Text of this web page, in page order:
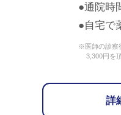
通院時
自宅で
※医師の診察
3,300円を
詳